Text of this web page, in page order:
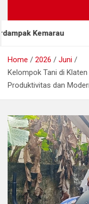
MTQ
Home 2026
Juni
Kelompok Tani di
Produktivitas dan